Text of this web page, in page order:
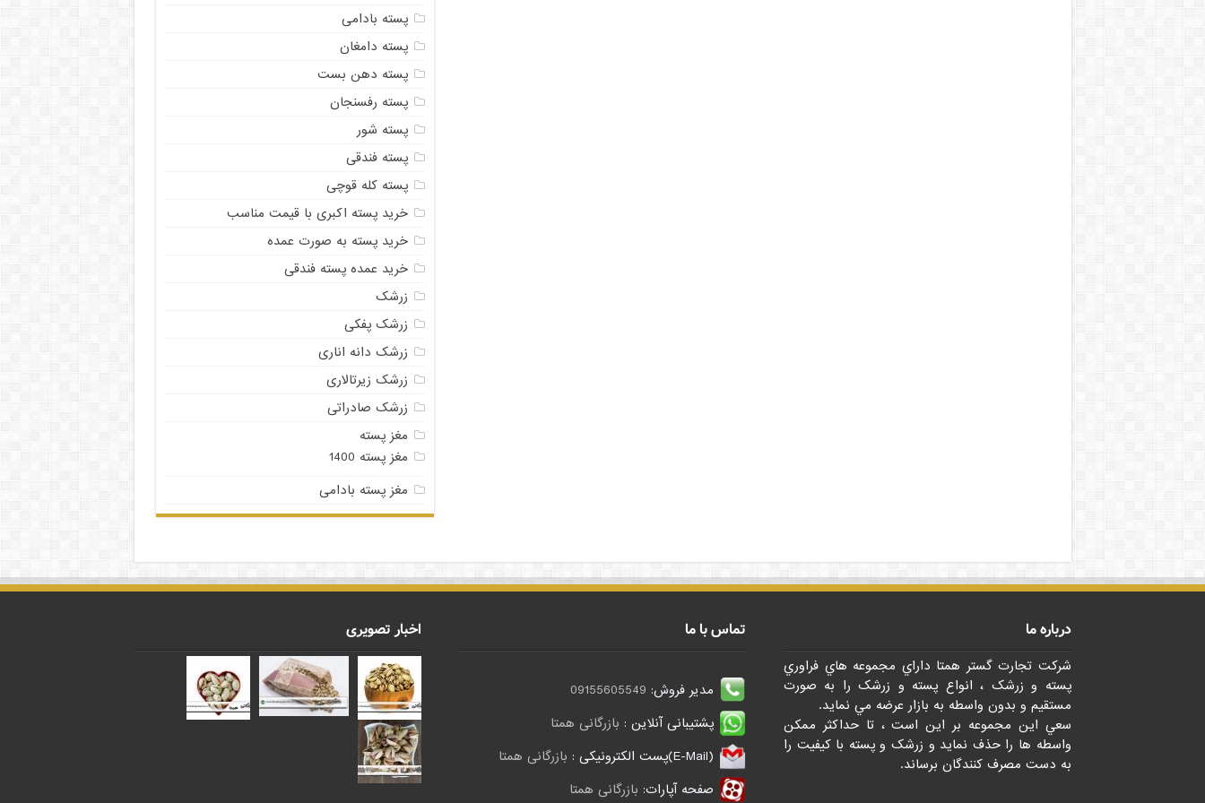
پسته بادامی
پسته دامغان
پسته دهن بست
پسته رفسنجان
پسته شور
پسته فندقی
پسته کله قوچی
خرید پسته اکبری با قیمت مناسب
خرید پسته به صورت عمده
خرید عمده پسته فندقی
زرشک
زرشک پفکی
زرشک دانه اناری
زرشک زیرتالاری
زرشک صادراتی
مغز پسته
مغز پسته 1400
مغز پسته بادامی
درباره ما
شرکت تجارت گستر همتا داراي مجموعه هاي فراوري
پسته و زرشک ، انواع پسته و زرشک را به صورت
مستقيم و بدون واسطه به بازار عرضه مي نمايد.
سعي اين مجموعه بر اين است ، تا حداکثر ممکن
واسطه ها را حذف نمايد و زرشک و پسته با کيفيت را
به دست مصرف کنندگان برساند.
تماس با ما
مدیر فروش: 09155605549
پشتیبانی آنلاین : بازرگانی همتا
(E-Mail)پست الکترونیکی :
بازرگانی همتا
صفحه آپارات: بازرگانی همتا
اخبار تصویری